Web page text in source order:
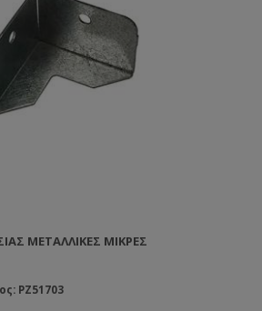
ΜΕΤΑΛΛΙΚΈΣ ΜΙΚΡΕΣ
PZ51703